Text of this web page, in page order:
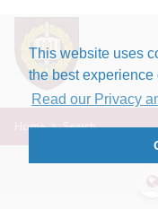
This website uses
the best experience
Read our Privacy
Home Search